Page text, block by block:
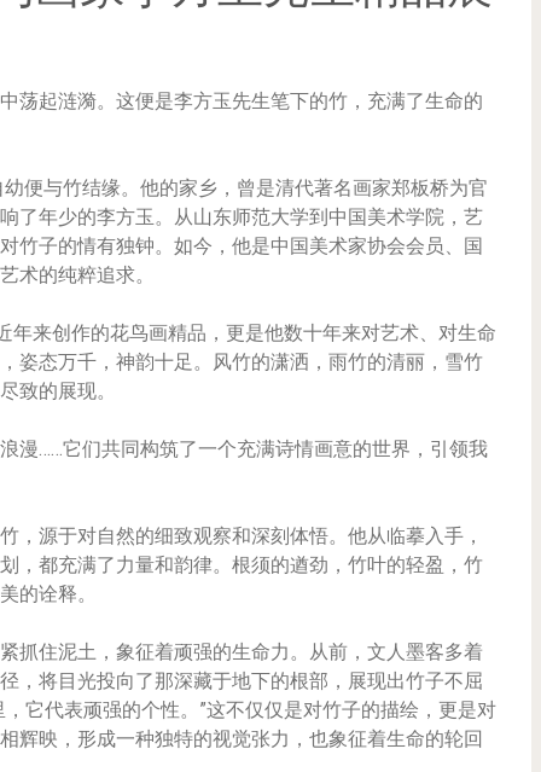
荡起涟漪。这便是李方玉先生笔下的竹，充满了生命的
便与竹结缘。他的家乡，曾是清代著名画家郑板桥为官
了年少的李方玉。从山东师范大学到中国美术学院，艺
竹子的情有独钟。如今，他是中国美术家协会会员、国
术的纯粹追求。
年来创作的花鸟画精品，更是他数十年来对艺术、对生命
姿态万千，神韵十足。风竹的潇洒，雨竹的清丽，雪竹
致的展现。
漫……它们共同构筑了一个充满诗情画意的世界，引领我
，源于对自然的细致观察和深刻体悟。他从临摹入手，
，都充满了力量和韵律。根须的遒劲，竹叶的轻盈，竹
的诠释。
抓住泥土，象征着顽强的生命力。从前，文人墨客多着
，将目光投向了那深藏于地下的根部，展现出竹子不屈
它代表顽强的个性。”这不仅仅是对竹子的描绘，更是对
辉映，形成一种独特的视觉张力，也象征着生命的轮回